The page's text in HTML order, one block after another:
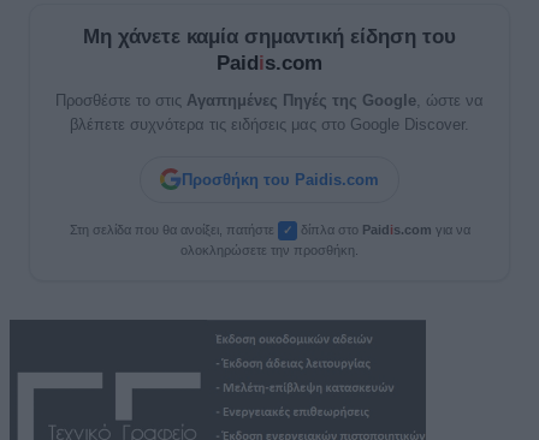
Μη χάνετε καμία σημαντική είδηση του
Paidis.com
Προσθέστε το στις Αγαπημένες Πηγές της Google , ώστε να
βλέπετε συχνότερα τις ειδήσεις μας στο Google Discover.
Προσθήκη του Paidis.com
Στη σελίδα που θα ανοίξει, πατήστε ✓ δίπλα στο Paidis.com για να
ολοκληρώσετε την προσθήκη.